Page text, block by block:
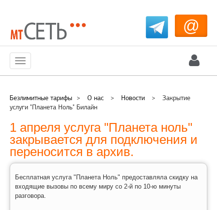
@
Меню
Безлимитные тарифы > О нас > Новости >
Закрытие
услуги "Планета Ноль" Билайн
1 апреля услуга "Планета ноль"
закрывается для подключения и
переносится в архив.
Бесплатная услуга "Планета Ноль" предоставляла скидку на
входящие вызовы по всему миру со 2-й по 10-ю минуты
разговора.